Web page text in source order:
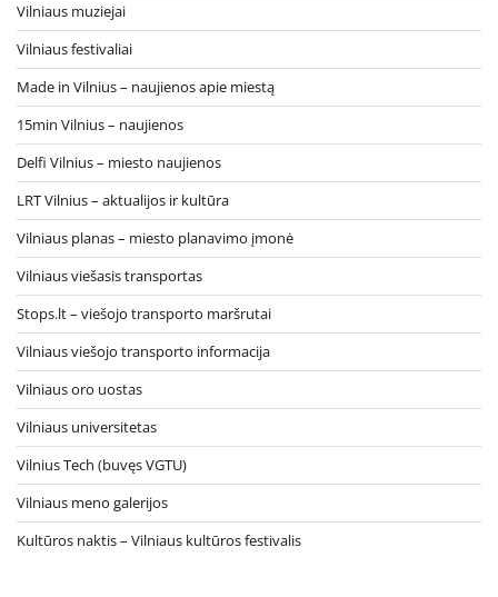
Vilniaus muziejai
Vilniaus festivaliai
Made in Vilnius – naujienos apie miestą
15min Vilnius – naujienos
Delfi Vilnius – miesto naujienos
LRT Vilnius – aktualijos ir kultūra
Vilniaus planas – miesto planavimo įmonė
Vilniaus viešasis transportas
Stops.lt – viešojo transporto maršrutai
Vilniaus viešojo transporto informacija
Vilniaus oro uostas
Vilniaus universitetas
Vilnius Tech (buvęs VGTU)
Vilniaus meno galerijos
Kultūros naktis – Vilniaus kultūros festivalis